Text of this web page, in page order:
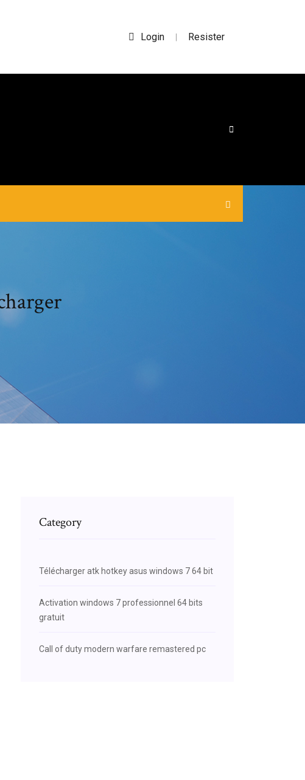
Login | Resister
Category
Télécharger atk hotkey asus windows 7 64 bit
Activation windows 7 professionnel 64 bits
gratuit
Call of duty modern warfare remastered pc